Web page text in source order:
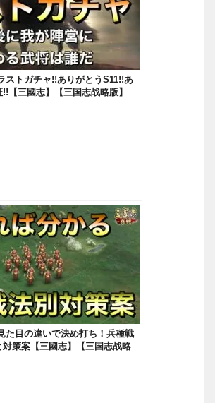
ストガチャ!!ありがとうS11!!あ
【三國志】【三国志战略版】
た目の違いで決め打ち！兵種戦
策案【三國志】【三国志战略